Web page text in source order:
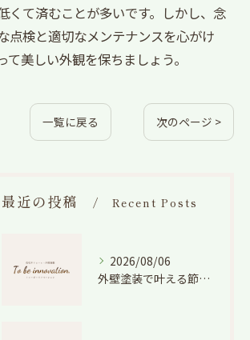
くて済むことが多いです。しかし、念
点検と適切なメンテナンスを心がけ
て美しい外観を保ちましょう。
一覧に戻る 次のページ >
最近の投稿 Recent Posts
2026/08/06
外壁塗装で叶える節電効果と愛知県の相場や色選びのポイントを徹底解説